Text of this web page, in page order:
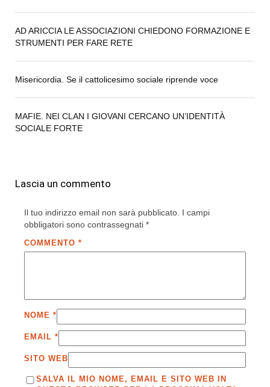
AD ARICCIA LE ASSOCIAZIONI CHIEDONO FORMAZIONE E
STRUMENTI PER FARE RETE
Misericordia. Se il cattolicesimo sociale riprende voce
MAFIE. NEI CLAN I GIOVANI CERCANO UN’IDENTITÀ
SOCIALE FORTE
Lascia un commento
Il tuo indirizzo email non sarà pubblicato. I campi
obbligatori sono contrassegnati *
COMMENTO *
NOME *
EMAIL *
SITO WEB
SALVA IL MIO NOME, EMAIL E SITO WEB IN